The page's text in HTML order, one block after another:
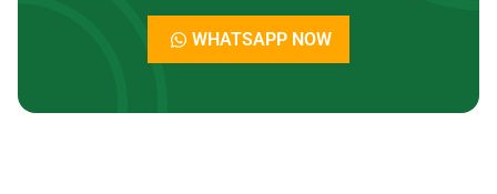
WHATSAPP NOW